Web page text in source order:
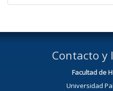
Contacto y
Facultad de
Universidad